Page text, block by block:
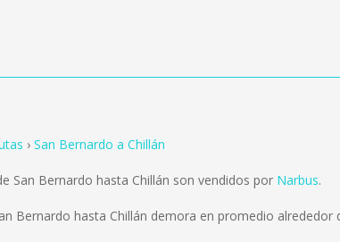
San Bernardo a Chillán
San Bernardo hasta Chillán son vendidos por Narbus.
Bernardo hasta Chillán demora en promedio alrededor